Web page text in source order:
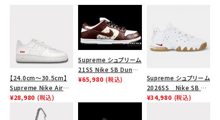
キーワードから探す
人気ワード 2026SS 2025AW 2025SS
Tシャツ・ロングスリーブ
パーカー・クルーネック
【24.0cm～30.5cm】
Supreme Nike Air
Force 1 Low シュプリ
ーム ナイキエアフォー
ス１スニーカー シュー
¥28,980 (税込)
Supreme シュプリーム
21SS Nike SB Dunk
Low ナイキSBダンクロ
¥65,980 (税込)
Supreme シュプリーム
2026SS Nike SB Air
Max 2 CB 94 Low SP
¥34,980 (税込)